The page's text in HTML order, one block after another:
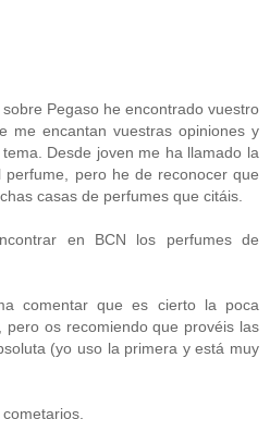
Pegaso he encontrado vuestro
me encantan vuestras opiniones y
Desde joven me ha llamado la
perfume, pero he de reconocer que
casas de perfumes que citáis.
en BCN los perfumes de
comentar que es cierto la poca
pero os recomiendo que provéis las
(yo uso la primera y está muy